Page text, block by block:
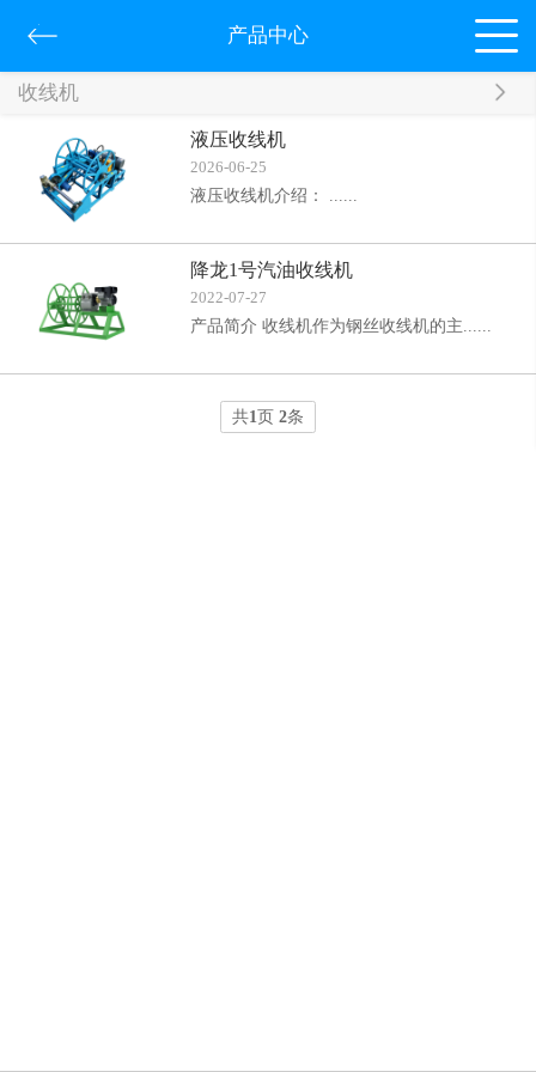
产品中心
收线机
液压收线机
2026-06-25
降龙1号汽油收线机
2022-07-27
产品简介 收线机作为钢丝收线机的主......
共1页 2条